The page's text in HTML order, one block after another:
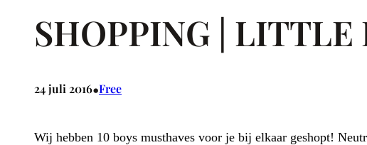
SHOPPING | LITTLE
24 juli 2016•Free
Wij hebben 10 boys musthaves voor je bij elkaar geshopt!